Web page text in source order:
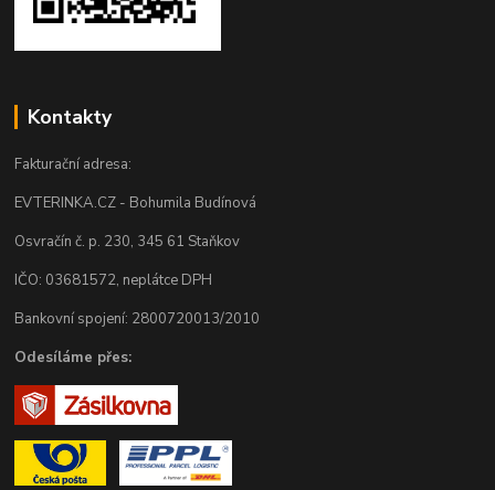
Kontakty
Fakturační adresa:
EVTERINKA.CZ - Bohumila Budínová
Osvračín č. p. 230, 345 61 Staňkov
IČO: 03681572, neplátce DPH
Bankovní spojení: 2800720013/2010
Odesíláme přes: